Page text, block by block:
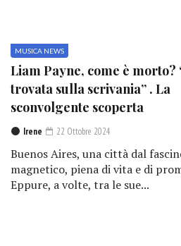
MUSICA NEWS
Liam Payne, come è morto?
trovata sulla scrivania” . La
sconvolgente scoperta
Irene 22 Ottobre 2024
Buenos Aires, una città dal
magnetico, piena di vita e di
Eppure, a volte, tra le sue...